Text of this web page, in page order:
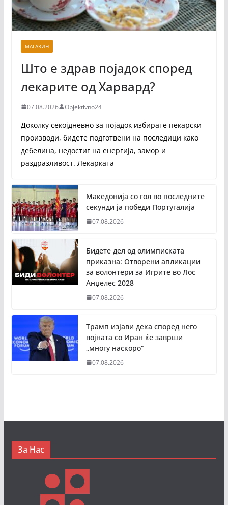
МАГАЗИН
Што е здрав појадок според
лекарите од Харвард?
07.08.2026 Objektivno24
Доколку секојдневно за појадок избирате пекарски
производи, бидете подготвени на последици како
дебелина, недостиг на енергија, замор и
раздразливост. Лекарката
Македонија со гол во последните
секунди ја победи Португалија
07.08.2026
Бидете дел од олимписката
приказна: Отворени апликации
за волонтери за Игрите во Лос
Анџелес 2028
07.08.2026
Трамп изјави дека според него
војната со Иран ќе заврши
„многу наскоро“
07.08.2026
За Нас